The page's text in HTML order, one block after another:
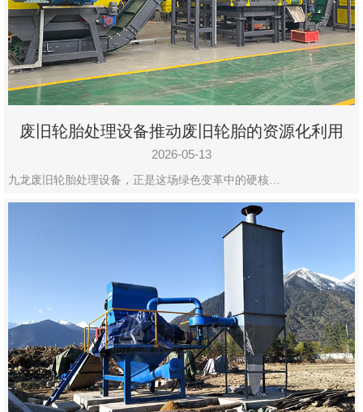
废旧轮胎处理设备推动废旧轮胎的资源化利用
2026-05-13
九龙废旧轮胎处理设备，正是这场绿色变革中的硬核…